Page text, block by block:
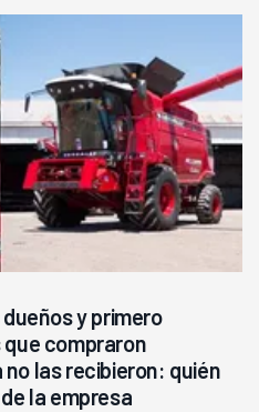
y primero
compraron
las recibieron: quién
la empresa